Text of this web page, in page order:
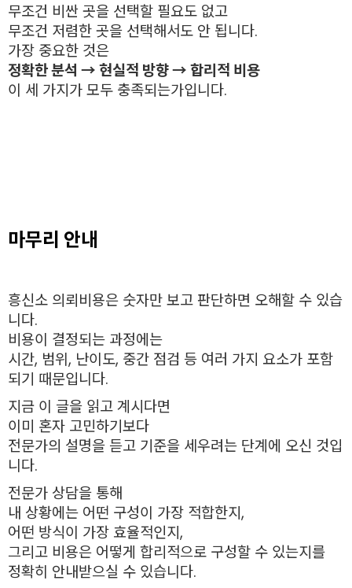
무조건 비싼 곳을 선택할 필요도 없고
무조건 저렴한 곳을 선택해서도 안 됩니다.
가장 중요한 것은
정확한 분석 → 현실적 방향 → 합리적 비용
이 세 가지가 모두 충족되는가입니다.
마무리 안내
흥신소 의뢰비용은 숫자만 보고 판단하면 오해할 수 있습
니다.
비용이 결정되는 과정에는
시간, 범위, 난이도, 중간 점검 등 여러 가지 요소가 포함
되기 때문입니다.
지금 이 글을 읽고 계시다면
이미 혼자 고민하기보다
전문가의 설명을 듣고 기준을 세우려는 단계에 오신 것입
니다.
전문가 상담을 통해
내 상황에는 어떤 구성이 가장 적합한지,
어떤 방식이 가장 효율적인지,
그리고 비용은 어떻게 합리적으로 구성할 수 있는지를
정확히 안내받으실 수 있습니다.